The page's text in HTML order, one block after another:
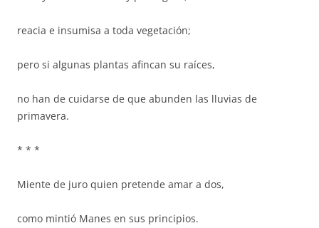
reacia e insumisa a toda vegetación;
pero si algunas plantas afincan su raíces,
no han de cuidarse de que abunden las lluvias de
primavera.
* * *
Miente de juro quien pretende amar a dos,
como mintió Manes en sus principios.